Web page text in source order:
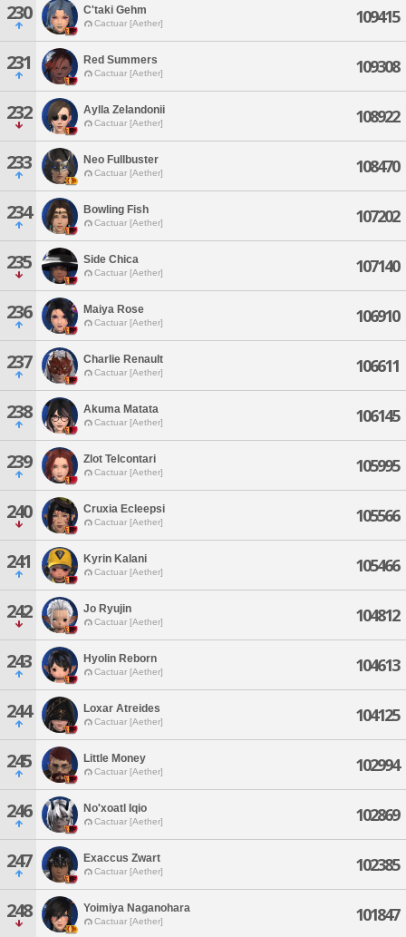
230 C'taki Gehm
Cactuar [Aether] 109415
231 Red Summers
Cactuar [Aether] 109308
232 Aylla Zelandonii
Cactuar [Aether] 108922
233 Neo Fullbuster
Cactuar [Aether] 108470
234 Bowling Fish
Cactuar [Aether] 107202
235 Side Chica
Cactuar [Aether] 107140
236 Maiya Rose
Cactuar [Aether] 106910
237 Charlie Renault
Cactuar [Aether] 106611
238 Akuma Matata
Cactuar [Aether] 106145
239 Zlot Telcontari
Cactuar [Aether] 105995
240 Cruxia Ecleepsi
Cactuar [Aether] 105566
241 Kyrin Kalani
Cactuar [Aether] 105466
242 Jo Ryujin
Cactuar [Aether] 104812
243 Hyolin Reborn
Cactuar [Aether] 104613
244 Loxar Atreides
Cactuar [Aether] 104125
245 Little Money
Cactuar [Aether] 102994
246 No'xoatl Iqio
Cactuar [Aether] 102869
247 Exaccus Zwart
Cactuar [Aether] 102385
248 Yoimiya Naganohara
Cactuar [Aether] 101847